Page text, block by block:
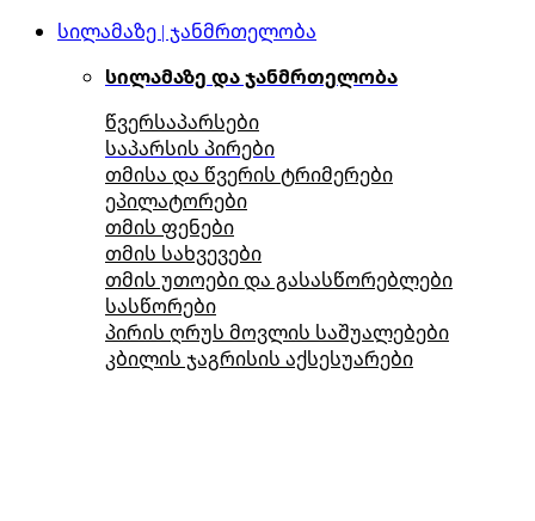
სილამაზე | ჯანმრთელობა
სილამაზე და ჯანმრთელობა
წვერსაპარსები
საპარსის პირები
თმისა და წვერის ტრიმერები
ეპილატორები
თმის ფენები
თმის სახვევები
თმის უთოები და გასასწორებლები
სასწორები
პირის ღრუს მოვლის საშუალებები
კბილის ჯაგრისის აქსესუარები